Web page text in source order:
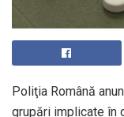
Poliţia Română
grupări implicate în